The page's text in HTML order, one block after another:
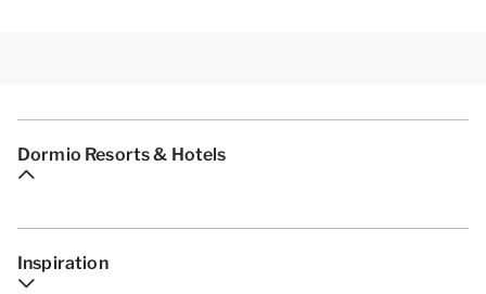
Dormio Resorts & Hotels
Inspiration